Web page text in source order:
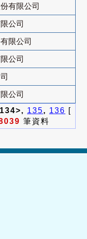
有限公司
公司
限公司
公司
公司
135, 136 [
筆資料